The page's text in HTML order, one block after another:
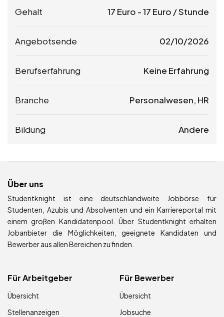
Gehalt 17 Euro -17 Euro / Stunde
Angebotsende 02/10/2026
Berufserfahrung Keine Erfahrung
Branche Personalwesen, HR
Bildung Andere
Über uns
Studentknight ist eine deutschlandweite Jobbörse für
Studenten, Azubis und Absolventen und ein Karriereportal mit
einem großen Kandidatenpool. Über Studentknight erhalten
Jobanbieter die Möglichkeiten, geeignete Kandidaten und
Bewerber aus allen Bereichen zu finden.
Für Arbeitgeber
Übersicht
Stellenanzeigen
Für Bewerber
Übersicht
Jobsuche